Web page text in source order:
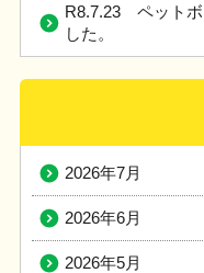
R8.7.23 ペットボ
した。
2026年7月
2026年6月
2026年5月